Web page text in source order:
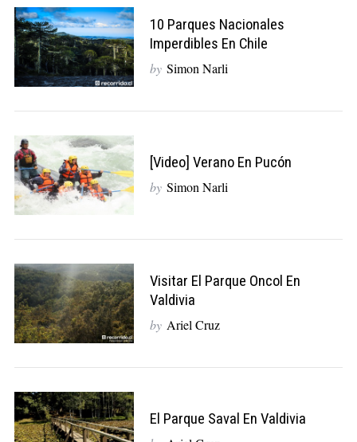
10 Parques Nacionales
Imperdibles En Chile
by Simon Narli
[Video] Verano En Pucón
by Simon Narli
Visitar El Parque Oncol En
Valdivia
by Ariel Cruz
El Parque Saval En Valdivia